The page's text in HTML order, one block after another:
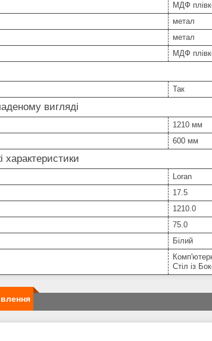
МДФ
метал
метал
МДФ
Так
вигляді
1210 мм
600 мм
характеристики
Loran
17.5
1210.0
75.0
Білий
Стіл із